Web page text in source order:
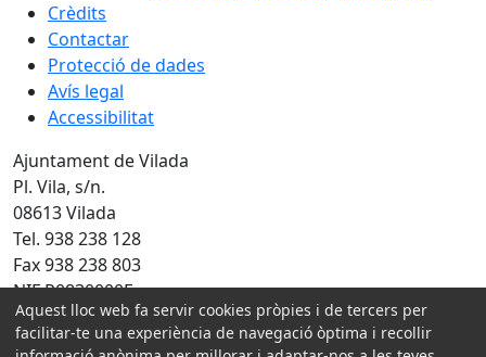
Crèdits
Contactar
Protecció de dades
Avís legal
Accessibilitat
Ajuntament de Vilada
Pl. Vila, s/n.
08613 Vilada
Tel. 938 238 128
Fax 938 238 803
NIF P0830000F
Amb la col·laboració de:
Aquest lloc web fa servir cookies pròpies i de tercers per
facilitar-te una experiència de navegació òptima i recollir